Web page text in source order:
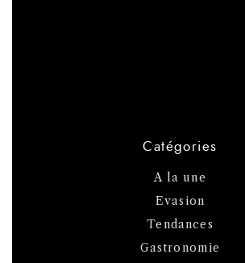
Catégories
A la une
Evasion
Tendances
Gastronomie